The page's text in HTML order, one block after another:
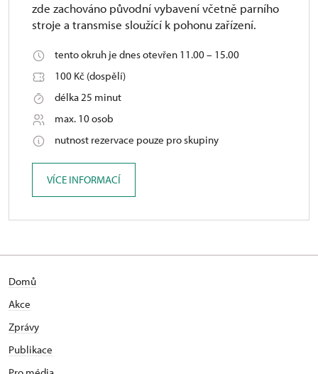
zde zachováno původní vybavení včetně parního
stroje a transmise sloužící k pohonu zařízení.
tento okruh je dnes otevřen 11.00 – 15.00
100 Kč (dospělí)
délka 25 minut
max. 10 osob
nutnost rezervace pouze pro skupiny
VÍCE INFORMACÍ
Domů
Akce
Zprávy
Publikace